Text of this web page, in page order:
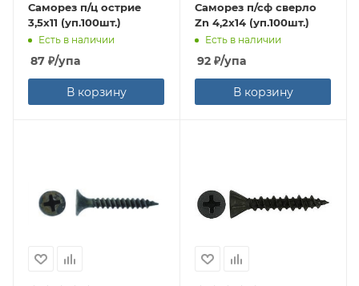
Саморез п/ц острие
3,5х11 (уп.100шт.)
Есть в наличии
87 ₽/упа
В корзину
Саморез п/сф сверло
Zn 4,2х14 (уп.100шт.)
Есть в наличии
92 ₽/упа
В корзину